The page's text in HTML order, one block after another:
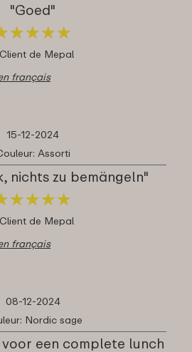
"Goed"
★★★★
★★★★
Client de Mepal
français
15-12-2024
Assorti
nichts zu bemängeln"
★★★★
★★★★
Client de Mepal
français
08-12-2024
Nordic sage
een complete lunch